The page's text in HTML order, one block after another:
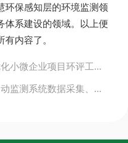
环保感知层的环境监测领
体系建设的领域。以上便
内容了。
上一篇: 生态环境部：关于优化小微企业项目环评工作的意见
下一篇: 环境空气质量连续自动监测系统数据采集、传输技术规范（征求意见稿）